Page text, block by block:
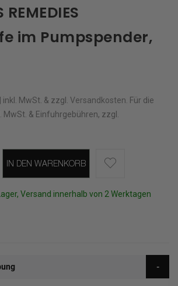
im Pumpspender,
MwSt. & zzgl. Versandkosten Für die
& Einfuhrgebühren, zzgl.
IN DEN WARENKORB
Versand innerhalb von 2 Werktagen